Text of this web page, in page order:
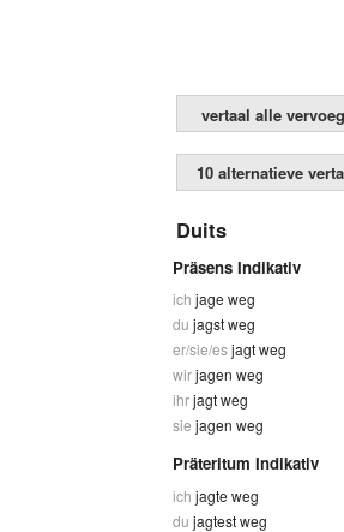
vertaal alle
10 alternatieve
Duits
Präsens Indikativ
ich jage weg
du jagst weg
er/sie/esjagt weg
wirjagen weg
ihrjagt weg
sie jagen weg
Präteritum Indikativ
ich jagte weg
du jagtest weg